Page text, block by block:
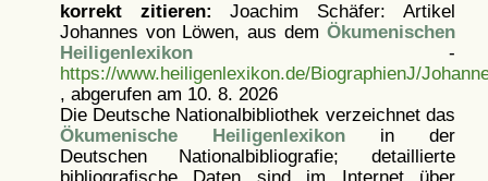
korrekt zitieren: Joachim Schäfer: Artikel
Johannes von Löwen, aus dem Ökumenischen
Heiligenlexikon-
https://www.heiligenlexikon.de/BiographienJ/
, abgerufen am 10. 8. 2026
Die Deutsche Nationalbibliothek verzeichnet das
Ökumenische Heiligenlexikonin der
Deutschen Nationalbibliografie; detaillierte
bibliografische Daten sind im Internet über